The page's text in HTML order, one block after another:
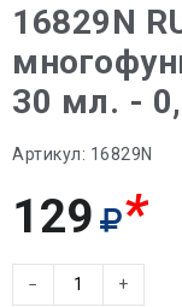
16829N
30 мл. -
Артикул: 16829N
129 *
− +